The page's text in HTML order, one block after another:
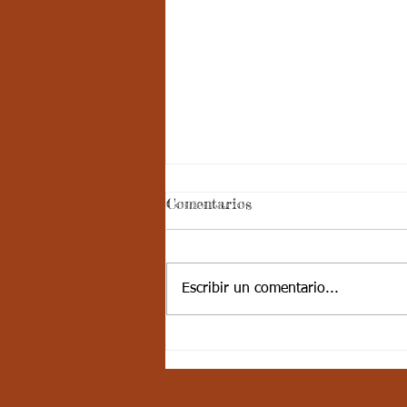
Semana 31 - Noveno -
Física de Materia II:
Aspectos curriculares
curriculares Aspectos Curriculares
Estándar básico de competencia:
Comentarios
Escribir un comentario...